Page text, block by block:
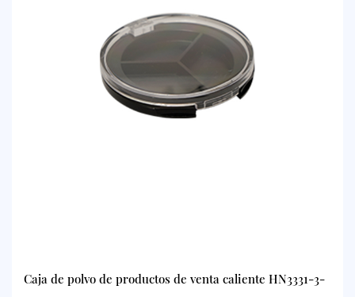
Caja de polvo de productos de venta caliente HN3331-3-